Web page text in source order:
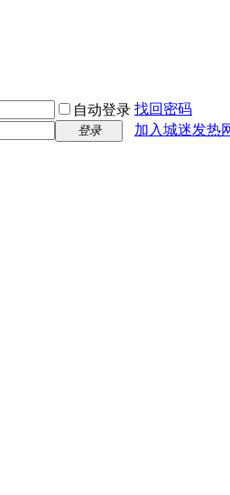
自动登录 找回密码
登录 加入城迷发热